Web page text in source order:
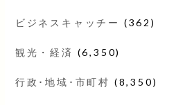
ビジネスキャッチー (362)
観光・経済 (6,350)
行政･地域･市町村 (8,350)